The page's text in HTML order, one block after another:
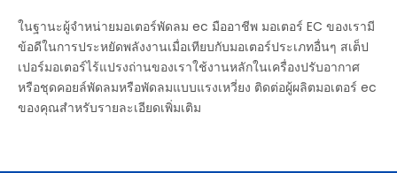
ในฐานะผู้จำหน่ายมอเตอร์พัดลม ec มืออาชีพ มอเตอร์ EC ของเรามี
ข้อดีในการประหยัดพลังงานเมื่อเทียบกับมอเตอร์ประเภทอื่นๆ สเต็ป
เปอร์มอเตอร์ไร้แปรงถ่านของเราใช้งานหลักในเครื่องปรับอากาศ
หรือชุดคอยล์พัดลมหรือพัดลมแบบแรงเหวี่ยง ติดต่อผู้ผลิตมอเตอร์ ec
ของคุณสำหรับรายละเอียดเพิ่มเติม